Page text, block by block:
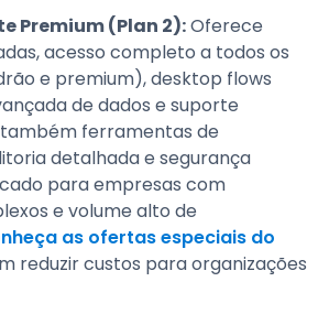
Premium (Plan 2):Oferece
acesso completo a todos os
e premium), desktop flows
de dados e suporte
ferramentas de
detalhada e segurança
para empresas com
e volume alto de
as ofertas especiais do
reduzir custos para organizações